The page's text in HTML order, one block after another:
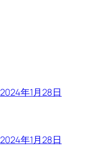
2024年1月28日
2024年1月28日